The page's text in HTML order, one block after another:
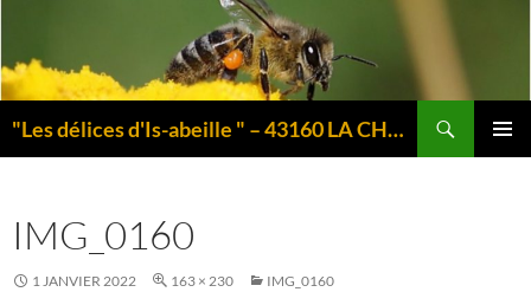
contenu
"Les délices d'Is-abeille " – 43160 LA CHAISE-DIEU – Auvergne
IMG_0160
1 JANVIER 2022 163 × 230 IMG_0160